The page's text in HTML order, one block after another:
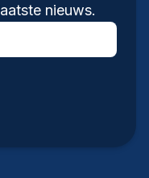
nieuws.